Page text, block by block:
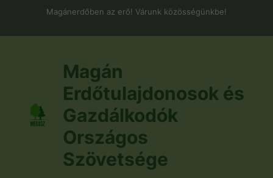
Magánerdőben az erő! Várunk közösségünkbe!
Magán
Erdőtulajdonosok és
Gazdálkodók
Országos
Szövetsége